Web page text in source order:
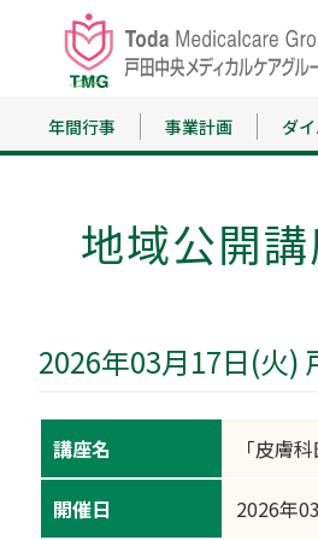
年間行事 事業計画 ダ
地域公開
2026年03月17日(火)
講座名 「皮膚
開催日 2026年